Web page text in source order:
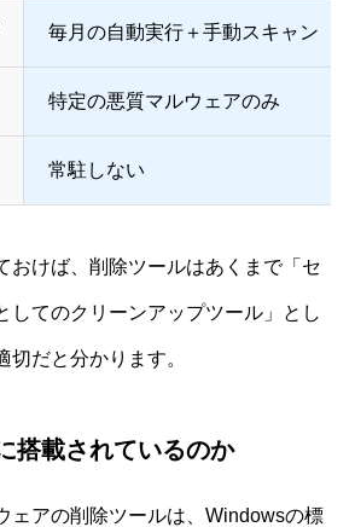
毎月の自動実行＋手動スキャン
特定の悪質マルウェアのみ
常駐しない
おけば、削除ツールはあくまで「セ
してのクリーンアップツール」とし
だと分かります。
搭載されているのか
ェアの削除ツールは、Windowsの標